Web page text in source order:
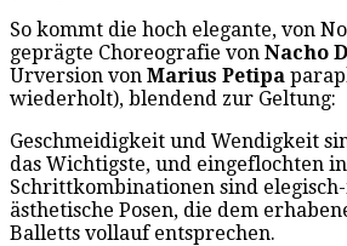
So kommt die hoch elegante, von
geprägte Choreografie von Nacho
Urversion von Marius Petipa
wiederholt), blendend zur Geltung:
Geschmeidigkeit und Wendigkeit
das Wichtigste, und eingeflochten
Schrittkombinationen sind
ästhetische Posen, die dem
Balletts vollauf entsprechen.